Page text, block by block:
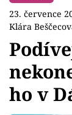
Témata
Bydlení
23. července
Klára
ho v